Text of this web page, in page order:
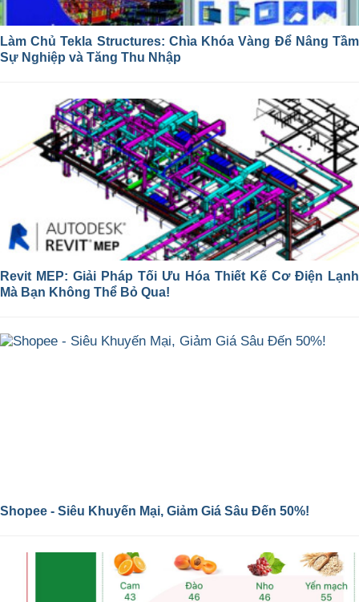
Làm Chủ Tekla Structures: Chìa Khóa Vàng Để Nâng Tầm
Sự Nghiệp và Tăng Thu Nhập
Revit MEP: Giải Pháp Tối Ưu Hóa Thiết Kế Cơ Điện Lạnh
Mà Bạn Không Thể Bỏ Qua!
Shopee - Siêu Khuyến Mại, Giảm Giá Sâu Đến 50%!